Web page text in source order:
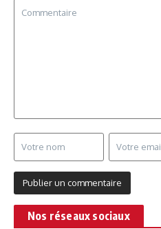
Nos réseaux sociaux